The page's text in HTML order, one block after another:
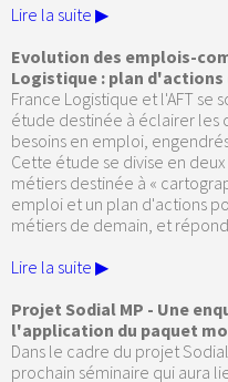
Lire la suite ▶
Evolution des emplois-
Logistique : plan d'actions
France Logistique et l'AFT se
étude destinée à éclairer les
besoins en emploi,
Cette étude se divise en
métiers destinée à «
emploi et un plan d'actions
métiers de demain, et
Lire la suite ▶
Projet Sodial MP - Une
l'application du paquet
Dans le cadre du projet
prochain séminaire qui aura